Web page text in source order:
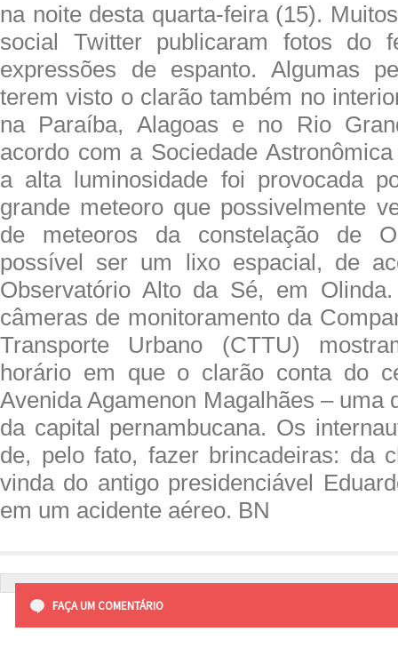
na noite desta quarta-feira (15).
social Twitter publicaram fotos do
expressões de espanto. Algumas
terem visto o clarão também no
na Paraíba, Alagoas e no Rio
acordo com a Sociedade
a alta luminosidade foi provocada
grande meteoro que possivelmente
de meteoros da constelação de
possível ser um lixo espacial, de
Observatório Alto da Sé, em
câmeras de monitoramento da
Transporte Urbano (CTTU)
horário em que o clarão conta do
Avenida Agamenon Magalhães – uma
da capital pernambucana. Os
de, pelo fato, fazer brincadeiras: da
vinda do antigo presidenciável
em um acidente aéreo. BN
FAÇA UM COMENTÁRIO